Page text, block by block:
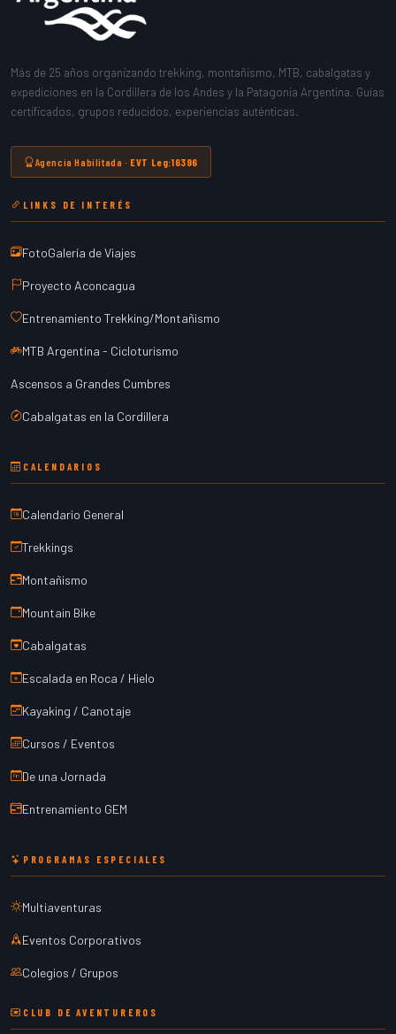
Más de 25 años organizando trekking, montañismo, MTB, cabalgatas y
expediciones en la Cordillera de los Andes y la Patagonia Argentina. Guías
certificados, grupos reducidos, experiencias auténticas.
Agencia Habilitada · EVT Leg:16396
LINKS DE INTERÉS
FotoGalería de Viajes
Proyecto Aconcagua
Entrenamiento Trekking/Montañismo
MTB Argentina - Cicloturismo
Ascensos a Grandes Cumbres
Cabalgatas en la Cordillera
CALENDARIOS
Calendario General
Trekkings
Montañismo
Mountain Bike
Cabalgatas
Escalada en Roca / Hielo
Kayaking / Canotaje
Cursos / Eventos
De una Jornada
Entrenamiento GEM
PROGRAMAS ESPECIALES
Multiaventuras
Eventos Corporativos
Colegios / Grupos
CLUB DE AVENTUREROS